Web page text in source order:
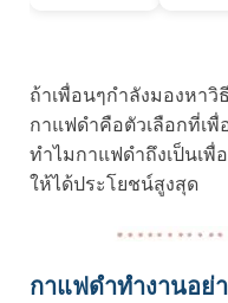
ถ้าเพื่อนๆกำลังมองหา
กาแฟดำคือตัวเลือกที่เ
ทำไมกาแฟดำถึงเป็นเพื่
ให้ได้ประโยชน์สูงสุด
กาแฟดำทำงานอย่